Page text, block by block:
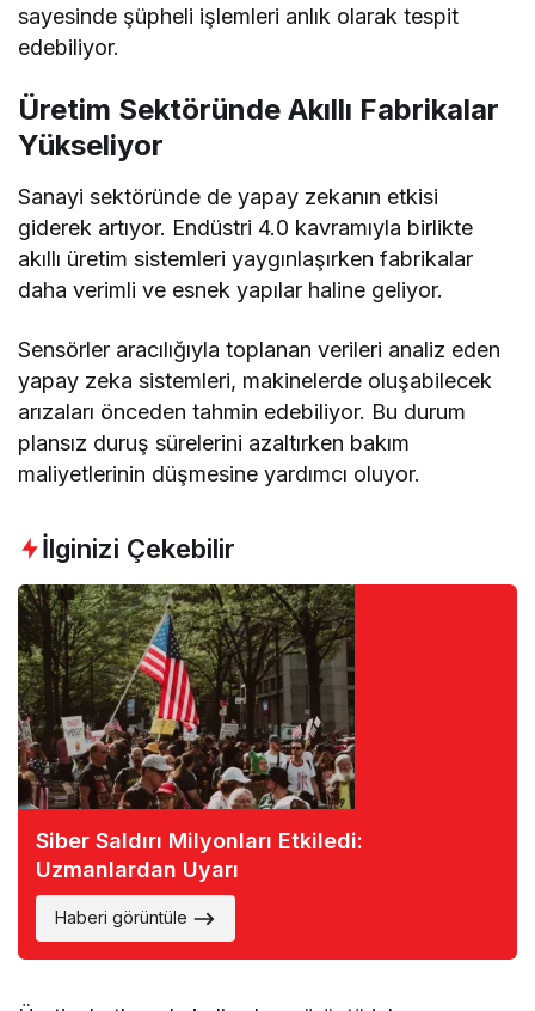
sayesinde şüpheli işlemleri anlık olarak tespit
edebiliyor.
Üretim Sektöründe Akıllı Fabrikalar
Yükseliyor
Sanayi sektöründe de yapay zekanın etkisi
giderek artıyor. Endüstri 4.0 kavramıyla birlikte
akıllı üretim sistemleri yaygınlaşırken fabrikalar
daha verimli ve esnek yapılar haline geliyor.
Sensörler aracılığıyla toplanan verileri analiz eden
yapay zeka sistemleri, makinelerde oluşabilecek
arızaları önceden tahmin edebiliyor. Bu durum
plansız duruş sürelerini azaltırken bakım
maliyetlerinin düşmesine yardımcı oluyor.
İlginizi Çekebilir
Siber Saldırı Milyonları Etkiledi:
Uzmanlardan Uyarı
Haberi görüntüle